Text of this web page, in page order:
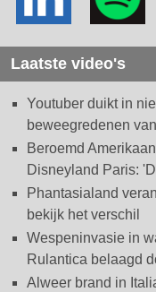
Laatste video's
Youtuber duikt in
beweegredenen
Beroemd
Disneyland Paris:
Phantasialand
bekijk het verschil
Wespeninvasie in
Rulantica belaagd
Alweer brand in